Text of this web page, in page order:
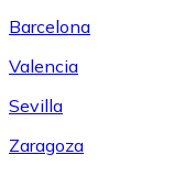
Barcelona
Valencia
Sevilla
Zaragoza